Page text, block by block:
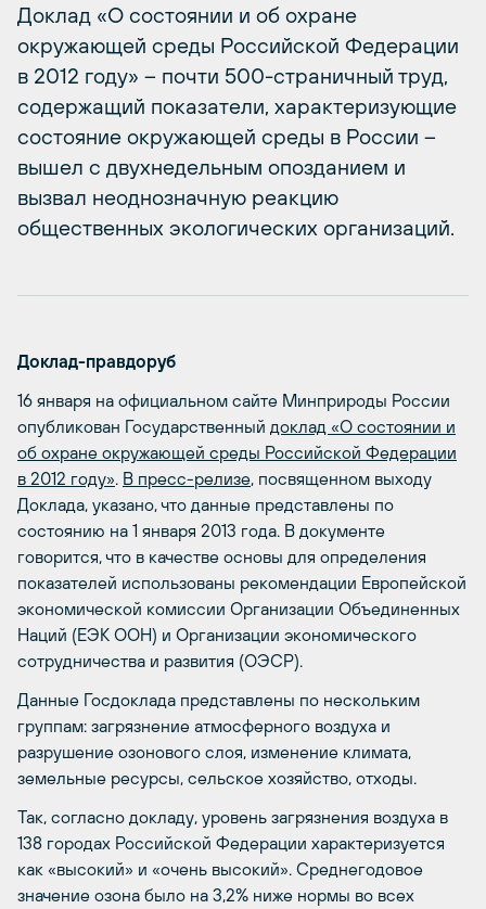
Доклад «О состоянии и об охране
окружающей среды Российской Федерации
в 2012 году» – почти 500-страничный труд,
содержащий показатели, характеризующие
состояние окружающей среды в России –
вышел с двухнедельным опозданием и
вызвал неоднозначную реакцию
общественных экологических организаций.
Доклад-правдоруб
16 января на официальном сайте Минприроды России
опубликован Государственный доклад «О состоянии и
об охране окружающей среды Российской Федерации
в 2012 году». В пресс-релизе, посвященном выходу
Доклада, указано, что данные представлены по
состоянию на 1 января 2013 года. В документе
говорится, что в качестве основы для определения
показателей использованы рекомендации Европейской
экономической комиссии Организации Объединенных
Наций (ЕЭК ООН) и Организации экономического
сотрудничества и развития (ОЭСР).
Данные Госдоклада представлены по нескольким
группам: загрязнение атмосферного воздуха и
разрушение озонового слоя, изменение климата,
земельные ресурсы, сельское хозяйство, отходы.
Так, согласно докладу, уровень загрязнения воздуха в
138 городах Российской Федерации характеризуется
как «высокий» и «очень высокий». Среднегодовое
значение озона было на 3,2% ниже нормы во всех